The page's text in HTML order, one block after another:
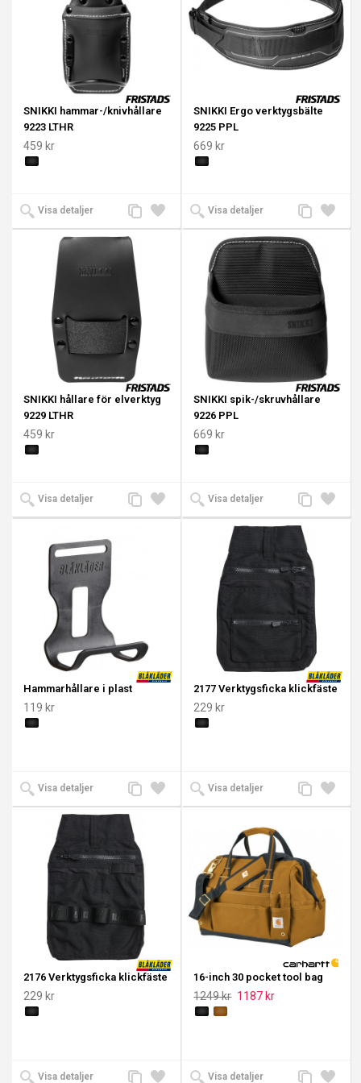
SNIKKI hammar-/knivhållare
9223 LTHR
459 kr
Visa detaljer
Lägg
till i
Lägg
till
jämförelse
SNIKKI Ergo verktygsbälte
9225 PPL
669 kr
Visa detaljer
Lägg
till i
Lägg
till
jämförelse
SNIKKI hållare för elverktyg
9229 LTHR
459 kr
Visa detaljer
Lägg
till i
Lägg
till
SNIKKI spik-/skruvhållare
9226 PPL
669 kr
Visa detaljer
Lägg
till i
Lägg
till
jämförelse
Hammarhållare i plast
119 kr
Visa detaljer
Lägg
till i
Lägg
till
jämförelse
2177 Verktygsficka klickfäste
229 kr
Visa detaljer
Lägg
till i
Lägg
till
2176 Verktygsficka klickfäste
229 kr
Visa detaljer
Lägg
Lägg
16-inch 30 pocket tool bag
1249 kr 1187 kr
Visa detaljer
Lägg
Lägg